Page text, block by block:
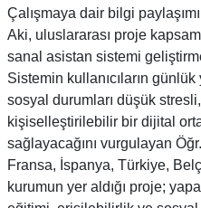
Çalışmaya dair bilgi
Aki, uluslararası proje
sanal asistan sistemi
Sistemin kullanıcıların
sosyal durumları düşük
kişiselleştirilebilir bir dijital
sağlayacağını vurgulayan
Fransa, İspanya, Türkiye,
kurumun yer aldığı proje;